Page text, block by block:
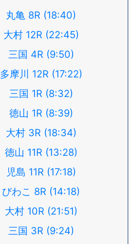
丸亀 8R (18:40)
大村 12R (22:45)
三国 4R (9:50)
多摩川 12R (17:22)
三国 1R (8:32)
徳山 1R (8:39)
大村 3R (18:34)
徳山 11R (13:28)
児島 11R (17:18)
びわこ 8R (14:18)
大村 10R (21:51)
三国 3R (9:24)